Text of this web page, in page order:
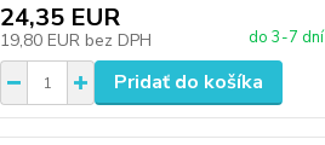
24,35 EUR
19,80 EUR bez DPH do 3-7 dní
Pridať do košíka